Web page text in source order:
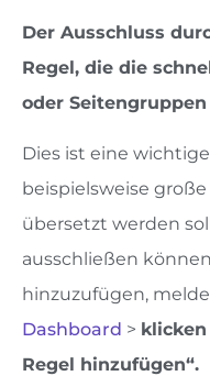
Der Ausschluss
Regel, die die
oder
Dies ist eine
beispielsweise
übersetzt werden
ausschließen
hinzuzufügen,
Dashboard > klicken
Regel hinzufügen“.